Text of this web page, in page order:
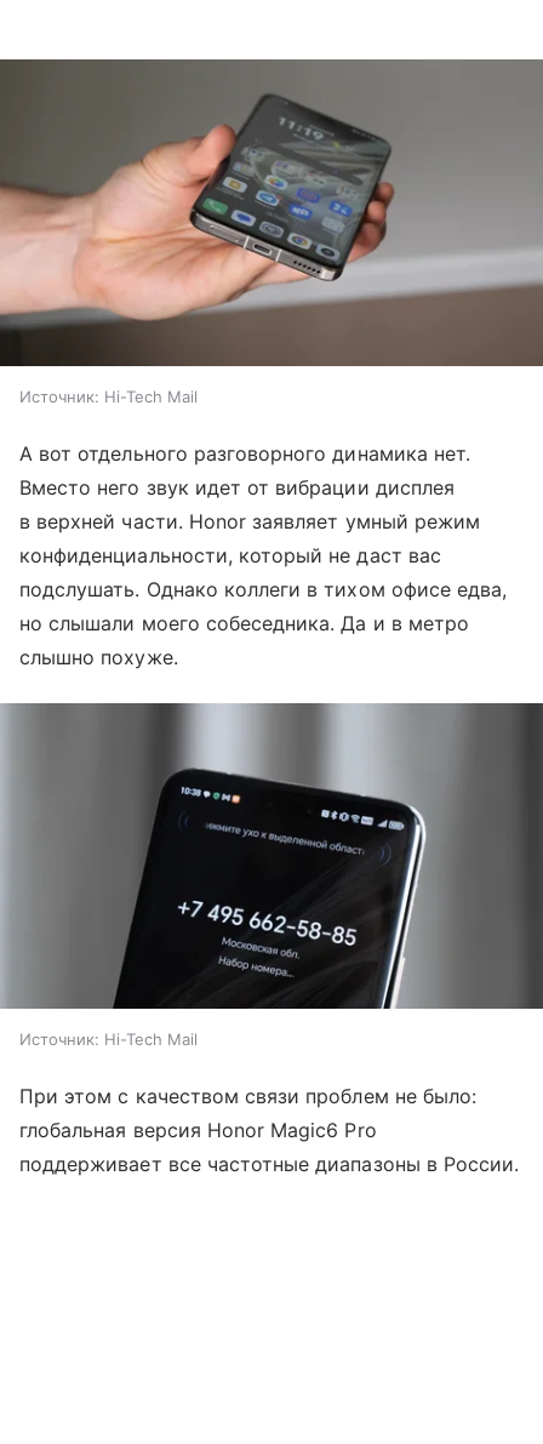
Источник: Hi-Tech Mail
А вот отдельного разговорного динамика нет.
Вместо него звук идет от вибрации дисплея
в верхней части. Honor заявляет умный режим
конфиденциальности, который не даст вас
подслушать. Однако коллеги в тихом офисе едва,
но слышали моего собеседника. Да и в метро
слышно похуже.
Источник: Hi-Tech Mail
При этом с качеством связи проблем не было:
глобальная версия Honor Magic6 Pro
поддерживает все частотные диапазоны в России.